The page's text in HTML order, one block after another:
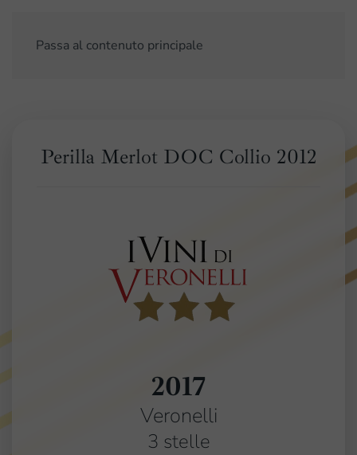
Passa al contenuto principale
Perilla Merlot DOC Collio 2012
2017
Veronelli
3 stelle